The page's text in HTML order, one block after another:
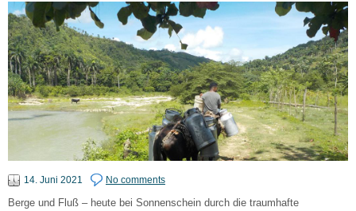
14. Juni 2021 No comments
Berge und Fluß – heute bei Sonnenschein durch die traumhafte